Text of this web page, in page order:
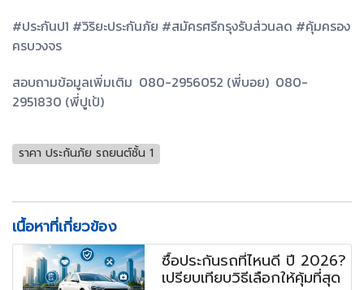
#ประกันป1 #วิริยะประกันภัย #สมัครศรีกรุงรับส่วนลด #คุ้มครอง
ครบวงจร
สอบถามข้อมูลเพิ่มเติม 080-2956052 (พี่บอย) 080-
2951830 (พี่ปูเป้)
ราคา ประกันภัย รถยนต์ชั้น 1
เนื้อหาที่เกี่ยวข้อง
ซื้อประกันรถที่ไหนดี ปี 2026?
เปรียบเทียบวิธีเลือกให้คุ้มที่สุด